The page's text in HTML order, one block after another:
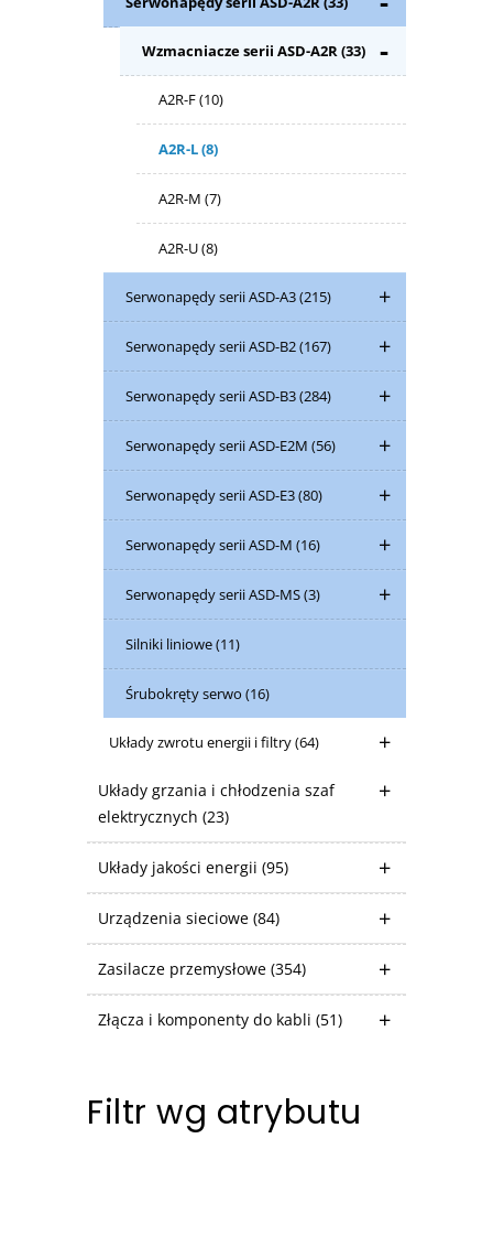
Wzmacniacze serii ASD-A2R(33)
A2R-F(10)
A2R-L(8)
A2R-M (7)
A2R-U(8)
Serwonapędy serii ASD-A3(215)
Serwonapędy serii ASD-B2(167)
Serwonapędy serii ASD-B3(284)
Serwonapędy serii ASD-E2M (56)
Serwonapędy serii ASD-E3(80)
Serwonapędy serii ASD-M (16)
Serwonapędy serii ASD-MS(3)
Silniki liniowe(11)
Śrubokręty serwo (16)
Układy zwrotu energii i filtry(64)
Układy grzania i chłodzenia szaf
elektrycznych (23)
Układy jakości energii (95)
Urządzenia sieciowe (84)
Zasilacze przemysłowe (354)
Złącza i komponenty do kabli (51)
Filtr wg atrybutu